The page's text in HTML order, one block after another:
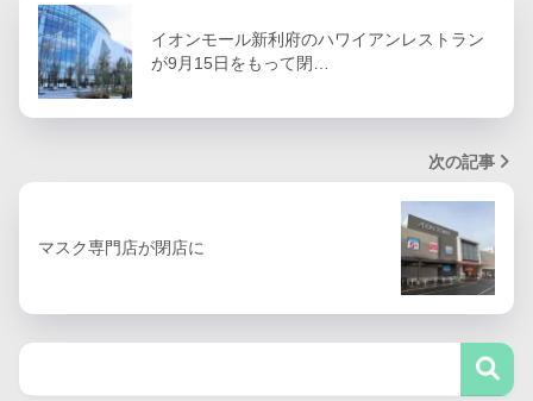
イオンモール新利府のハワイアンレストラン
が9月15日をもって閉…
次の記事
マスク専門店が閉店に